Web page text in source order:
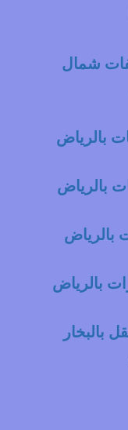
شمال
بالرياض
بالرياض
بالرياض
بالرياض
بالبخار